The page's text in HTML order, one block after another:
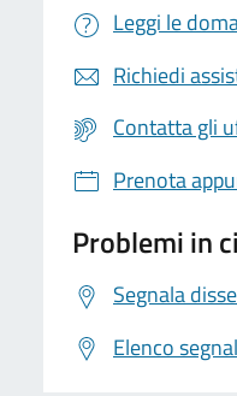
Leggi le
Richiedi
Contatta gli
Prenota
Problemi in
Segnala
Elenco